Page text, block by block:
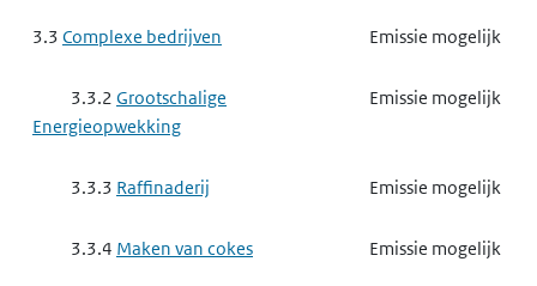
van anorganisch-chemische
3.3.8 chet exploiteren van
van fosfaat-, stikstof- of
3.3 Complexe bedrijven Emissie mogelijk
3.3.2 Grootschalige
Energieopwekking
Emissie mogelijk
3.3.3 Raffinaderij Emissie mogelijk
3.3.4 Maken van cokes Emissie mogelijk